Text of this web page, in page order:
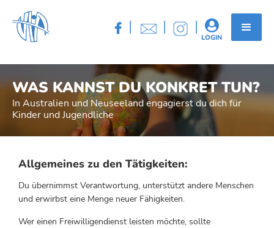
 | | | 
LOGIN
WAS KANNST DU KONKRET TUN?
In Australien und Neuseeland engagierst du dich für
Kinder und Jugendliche
Allgemeines zu den Tätigkeiten:
Du übernimmst Verantwortung, unterstützt andere Menschen
und erwirbst eine Menge neuer Fähigkeiten.
Wer einen Freiwilligendienst leisten möchte, sollte